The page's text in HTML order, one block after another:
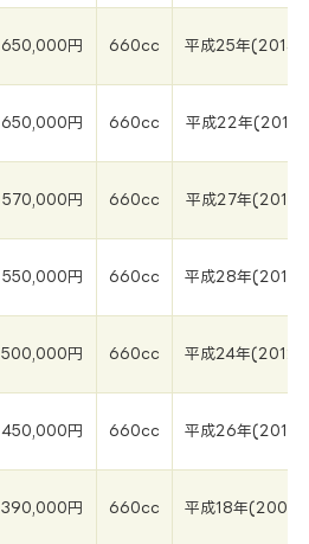
650,000円 660cc 平成25年(2014
650,000円 660cc 平成22年(2011
570,000円 660cc 平成27年(2015
550,000円 660cc 平成28年(2016
500,000円 660cc 平成24年(2012
450,000円 660cc 平成26年(2014
390,000円 660cc 平成18年(2007